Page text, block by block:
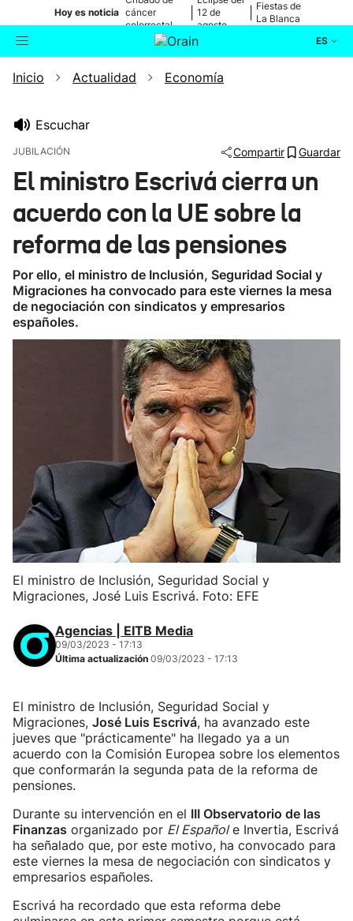
Hoy es noticia cáncer
colorrectal
12 de
agosto
Fiestas de
La Blanca
ES
Buscador Actualidad
Ikusmiran
Eguraldia
Inicio Actualidad Economía
Escuchar
JUBILACIÓN Compartir Guardar
El ministro Escrivá cierra un
acuerdo con la UE sobre la
reforma de las pensiones
Por ello, el ministro de Inclusión, Seguridad Social y
Migraciones ha convocado para este viernes la mesa
de negociación con sindicatos y empresarios
españoles.
El ministro de Inclusión, Seguridad Social y
Migraciones, José Luis Escrivá. Foto: EFE
Agencias | EITB Media
09/03/2023 - 17:13
Última actualización 09/03/2023 - 17:13
El ministro de Inclusión, Seguridad Social y
Migraciones, José Luis Escrivá, ha avanzado este
jueves que "prácticamente" ha llegado ya a un
acuerdo con la Comisión Europea sobre los elementos
que conformarán la segunda pata de la reforma de
pensiones.
Durante su intervención en el III Observatorio de las
Finanzas organizado por El Españole Invertia, Escrivá
ha señalado que, por este motivo, ha convocado para
este viernes la mesa de negociación con sindicatos y
empresarios españoles.
Escrivá ha recordado que esta reforma debe